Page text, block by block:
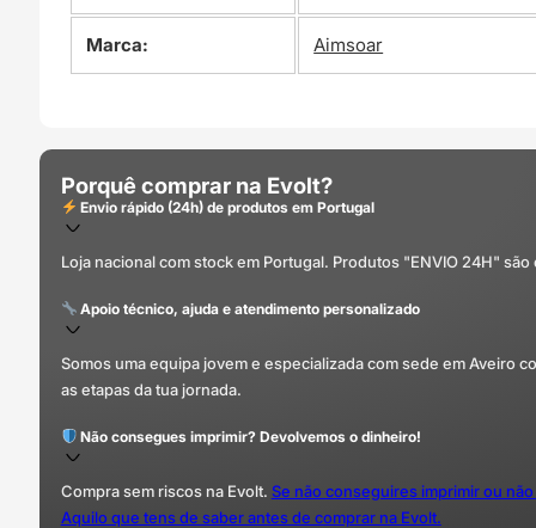
Marca: Aimsoar
Porquê comprar na Evolt?
Envio rápido (24h) de produtos em Portugal
Loja nacional com stock em Portugal. Produtos "ENVIO 24H"
Apoio técnico, ajuda e atendimento personalizado
Somos uma equipa jovem e especializada com sede em Aveiro
as etapas da tua jornada.
Não consegues imprimir? Devolvemos o dinheiro!
Compra sem riscos na Evolt. Se não conseguires imprimir ou
Aquilo que tens de saber antes de comprar na Evolt.